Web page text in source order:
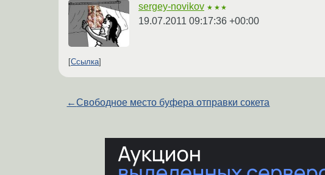
sergey-novikov ★★★
19.07.2011 09:17:36 +00:00
Ссылка
←Свободное место буфера отправки сокета